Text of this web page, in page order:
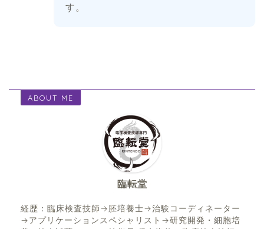
す。
ABOUT ME
臨転堂
経歴：臨床検査技師→胚培養士→治験コーディネーター
→アプリケーションスペシャリスト→研究開発・細胞培